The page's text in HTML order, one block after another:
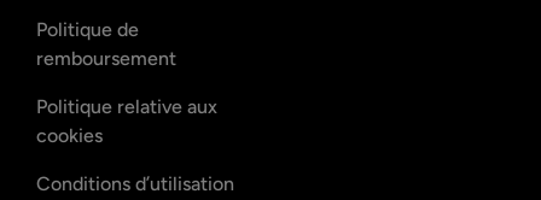
Politique de
remboursement
Politique relative aux
cookies
Conditions d’utilisation